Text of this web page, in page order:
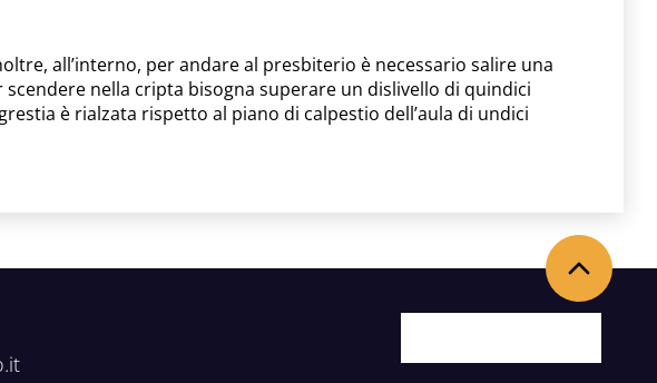
all’interno, per andare al presbiterio è necessario salire una
nella cripta bisogna superare un dislivello di quindici
è rialzata rispetto al piano di calpestio dell’aula di undici
Back to the top